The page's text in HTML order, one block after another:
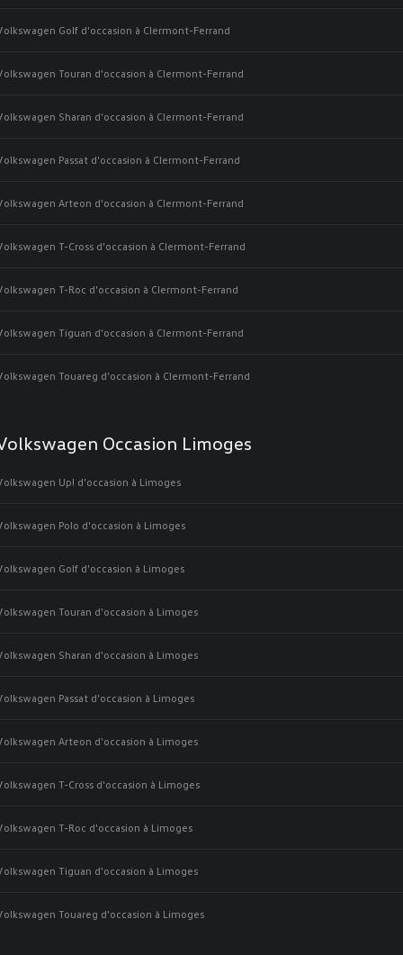
Golf d'occasion à Clermont-Ferrand
Touran d'occasion à Clermont-Ferrand
Sharan d'occasion à Clermont-Ferrand
Passat d'occasion à Clermont-Ferrand
Arteon d'occasion à Clermont-Ferrand
T-Cross d'occasion à Clermont-Ferrand
T-Roc d'occasion à Clermont-Ferrand
Tiguan d'occasion à Clermont-Ferrand
Touareg d'occasion à Clermont-Ferrand
Occasion Limoges
Up! d'occasion à Limoges
Polo d'occasion à Limoges
Golf d'occasion à Limoges
Touran d'occasion à Limoges
Sharan d'occasion à Limoges
Passat d'occasion à Limoges
Arteon d'occasion à Limoges
T-Cross d'occasion à Limoges
T-Roc d'occasion à Limoges
Tiguan d'occasion à Limoges
Touareg d'occasion à Limoges